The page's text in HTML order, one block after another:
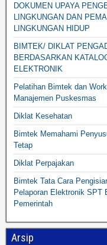
DOKUMEN UPAYA
LINGKUNGAN DAN
LINGKUNGAN HIDUP
BIMTEK/ DIKLAT
BERDASARKAN
ELEKTRONIK
Pelatihan Bimtek dan
Manajemen Puskesmas
Diklat Kesehatan
Bimtek Memahami
Tetap
Diklat Perpajakan
Bimtek Tata Cara
Pelaporan Elektronik SPT
Pemerintah
Arsip